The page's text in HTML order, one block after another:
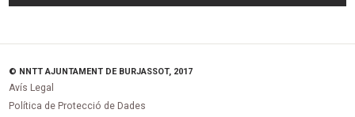
© NNTT AJUNTAMENT DE BURJASSOT, 2017
Avís Legal
Política de Protecció de Dades